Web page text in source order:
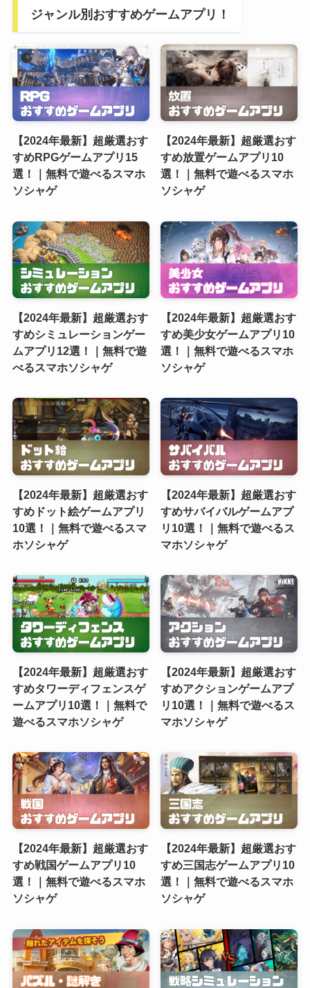
ジャンル別おすすめゲームアプリ！
【2024年最新】超厳選おす
すめRPGゲームアプリ15
選！｜無料で遊べるスマホ
ソシャゲ
【2024年最新】超厳選おす
すめ放置ゲームアプリ10
選！｜無料で遊べるスマホ
ソシャゲ
【2024年最新】超厳選おす
すめシミュレーションゲー
ムアプリ12選！｜無料で遊
べるスマホソシャゲ
【2024年最新】超厳選おす
すめ美少女ゲームアプリ10
選！｜無料で遊べるスマホ
ソシャゲ
【2024年最新】超厳選おす
すめドット絵ゲームアプリ
10選！｜無料で遊べるスマ
ホソシャゲ
【2024年最新】超厳選おす
すめサバイバルゲームアプ
リ10選！｜無料で遊べるス
マホソシャゲ
【2024年最新】超厳選おす
すめタワーディフェンスゲ
ームアプリ10選！｜無料で
遊べるスマホソシャゲ
【2024年最新】超厳選おす
すめアクションゲームアプ
リ10選！｜無料で遊べるス
マホソシャゲ
【2024年最新】超厳選おす
すめ戦国ゲームアプリ10
選！｜無料で遊べるスマホ
ソシャゲ
【2024年最新】超厳選おす
すめ三国志ゲームアプリ10
選！｜無料で遊べるスマホ
ソシャゲ